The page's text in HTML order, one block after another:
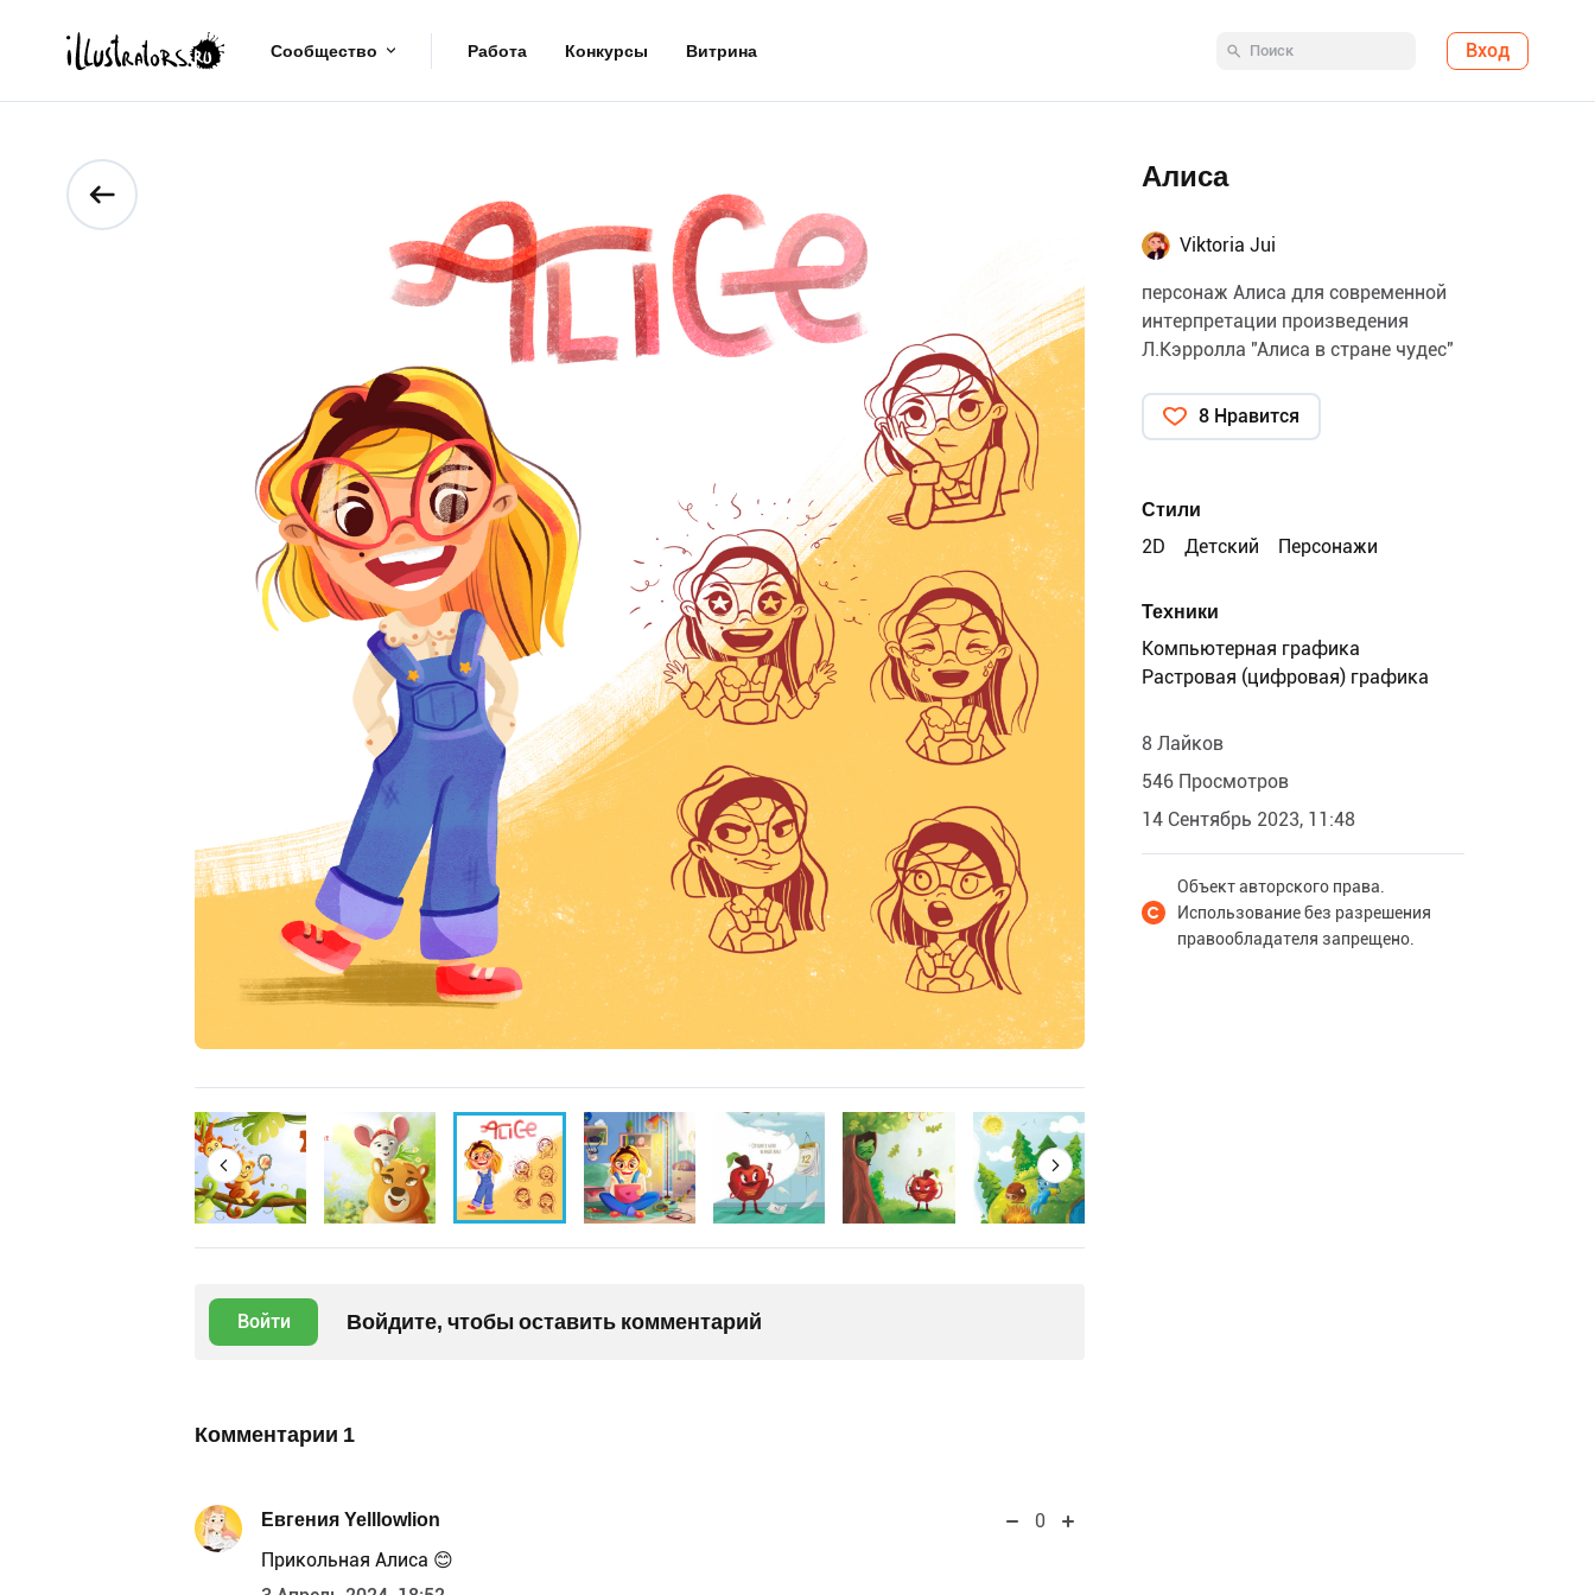
Сообщество Работа Конкурсы Витрина Вход
Войти Войдите, чтобы оставить комментарий
Комментарии 1
Евгения Yelllowlion
0
Прикольная Алиса 😊
Алиса
Viktoria Jui
персонаж Алиса для современной
интерпретации произведения
Л.Кэрролла "Алиса в стране чудес"
8 Нравится
Стили
2D
Детский Персонажи
Техники
Компьютерная графика
Растровая (цифровая) графика
8 Лайков
546 Просмотров
14 Сентябрь 2023, 11:48
Объект авторского права.
Использование без разрешения
правообладателя запрещено.